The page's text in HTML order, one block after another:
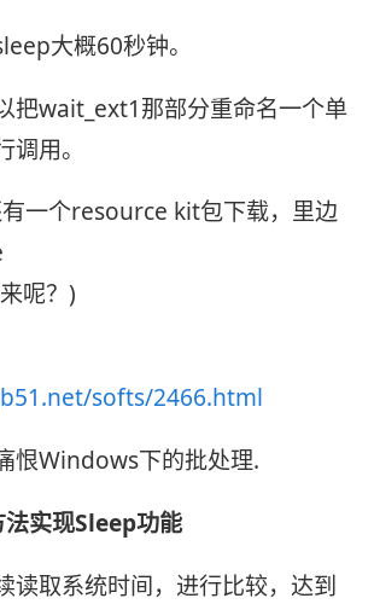
大概60秒钟。
把wait_ext1那部分重命名一个单
用。
一个resource kit包下载，里边
呢？)
softs/2466.html
恨Windows下的批处理.
实现Sleep功能
读取系统时间，进行比较，达到